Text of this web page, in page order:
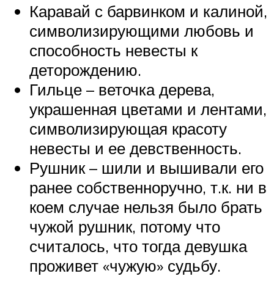
Каравай с барвинком и калиной,
символизирующими любовь и
способность невесты к
деторождению.
Гильце – веточка дерева,
украшенная цветами и лентами,
символизирующая красоту
невесты и ее девственность.
Рушник – шили и вышивали его
ранее собственноручно, т.к. ни в
коем случае нельзя было брать
чужой рушник, потому что
считалось, что тогда девушка
проживет «чужую» судьбу.